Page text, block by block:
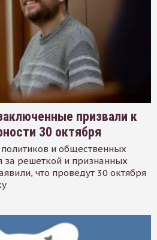
призвали к
30 октября
и общественных
за решеткой и признанных
что проведут 30 октября